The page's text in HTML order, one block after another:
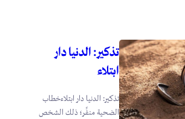
تذكير: الدنيا دار
ابتلاء
تذكير: الدنيا دار ابتلاءخطاب
الضحية منفِّر؛ ذلك الشخص